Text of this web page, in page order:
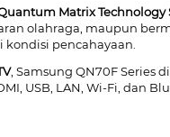
Matrix Technology
olahraga, maupun
pencahayaan.
, Samsung QN70F Series
USB, LAN, Wi-Fi,